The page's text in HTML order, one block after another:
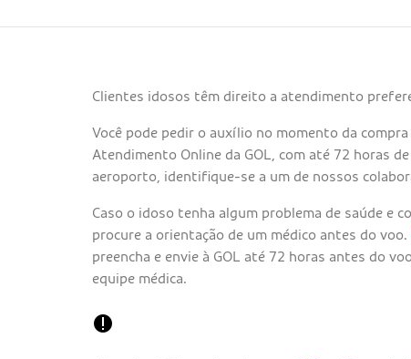
Clientes idosos têm direito a atendimento
Você pode pedir o auxílio no momento da
Atendimento Online da GOL, com até 72 horas
aeroporto, identifique-se a um de nossos
Caso o idoso tenha algum problema de saúde e
procure a orientação de um médico antes do voo.
preencha e envie à GOL até 72 horas antes do
equipe médica.